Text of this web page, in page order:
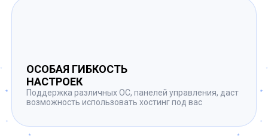
ОСОБАЯ ГИБКОСТЬ
НАСТРОЕК
Поддержка различных ОС, панелей управления, даст
возможность использовать хостинг под вас